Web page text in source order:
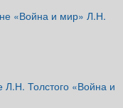
«Война и мир» Л.Н.
Толстого «Война и